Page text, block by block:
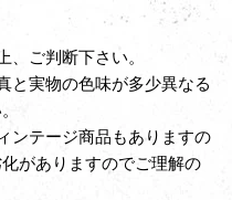
ご判断下さい。
と実物の色味が多少異なる
ンテージ商品もありますの
がありますのでご理解の